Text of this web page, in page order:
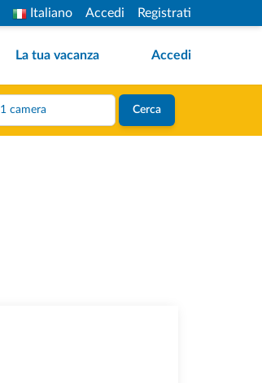
Italiano Accedi Registrati
La tua vacanza Accedi
2 adulti, 0 bambini, 1 camera Cerca